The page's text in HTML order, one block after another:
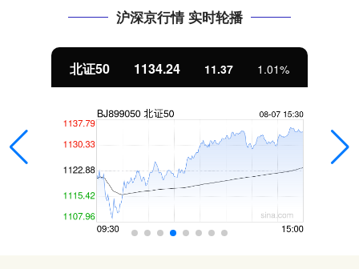
沪深京行情 实时轮播
北证50 1134.24 11.37 1.01%